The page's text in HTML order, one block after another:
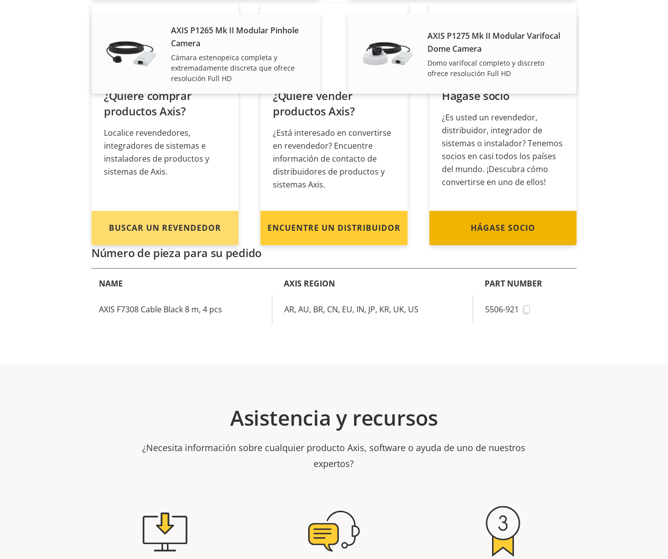
AXIS P1265 Mk II Modular Pinhole
Camera
Cámara estenopeica completa y
extremadamente discreta que ofrece
resolución Full HD
AXIS P1275 Mk II Modular Varifocal
Dome Camera
Domo varifocal completo y discreto
ofrece resolución Full HD
¿Quiere comprar
productos Axis?
Localice revendedores,
integradores de sistemas e
instaladores de productos y
sistemas de Axis.
BUSCAR UN REVENDEDOR
¿Quiere vender
productos Axis?
¿Está interesado en convertirse
en revendedor? Encuentre
información de contacto de
distribuidores de productos y
sistemas Axis.
ENCUENTRE UN DISTRIBUIDOR
Hágase socio
¿Es usted un revendedor,
distribuidor, integrador de
sistemas o instalador? Tenemos
socios en casi todos los países
del mundo. ¡Descubra cómo
convertirse en uno de ellos!
HÁGASE SOCIO
Número de pieza para su pedido
NAME AXIS REGION PART NUMBER
AXIS F7308 Cable Black 8 m, 4 pcs AR, AU, BR, CN, EU, IN, JP, KR, UK, US 5506-921
Asistencia y recursos
¿Necesita información sobre cualquier producto Axis, software o ayuda de uno de nuestros
expertos?